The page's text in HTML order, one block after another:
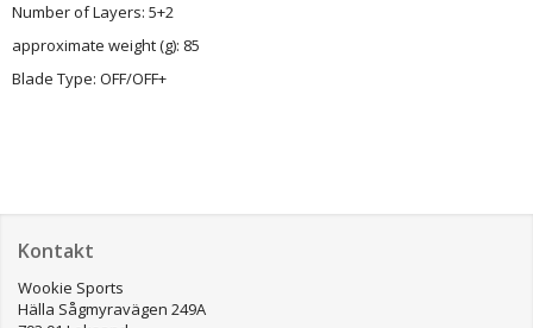
Number of Layers: 5+2
approximate weight (g): 85
Blade Type: OFF/OFF+
Kontakt
Wookie Sports
Hälla Sågmyravägen 249A